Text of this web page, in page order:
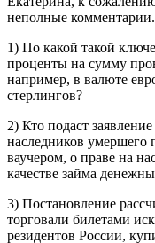
неполные
1) По какой такой
проценты на сумму
например, в валюте
стерлингов?
2) Кто подаст
наследников умершего
ваучером, о праве на
качестве займа
3) Постановление
торговали билетами
резидентов России,